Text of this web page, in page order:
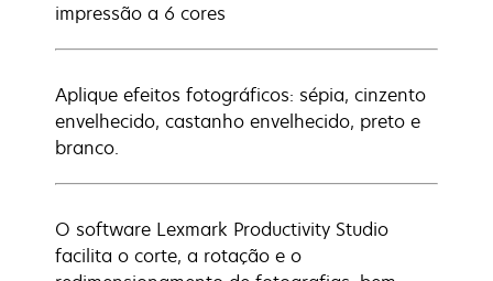
impressão a 6 cores
Aplique efeitos fotográficos: sépia, cinzento
envelhecido, castanho envelhecido, preto e
branco.
O software Lexmark Productivity Studio
facilita o corte, a rotação e o